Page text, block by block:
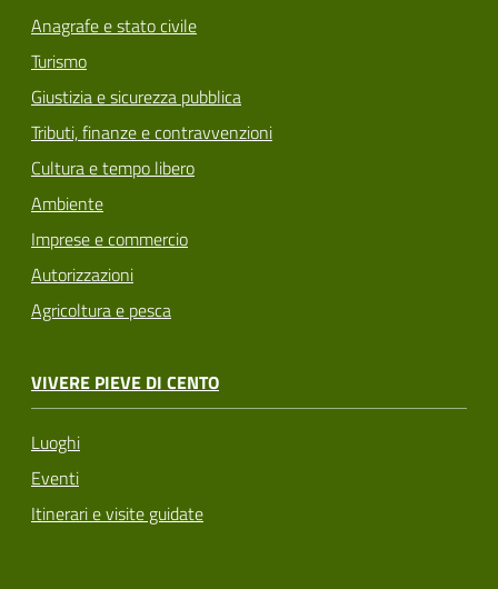
Anagrafe e stato civile
Turismo
Giustizia e sicurezza pubblica
Tributi, finanze e contravvenzioni
Cultura e tempo libero
Ambiente
Imprese e commercio
Autorizzazioni
Agricoltura e pesca
VIVERE PIEVE DI CENTO
Luoghi
Eventi
Itinerari e visite guidate